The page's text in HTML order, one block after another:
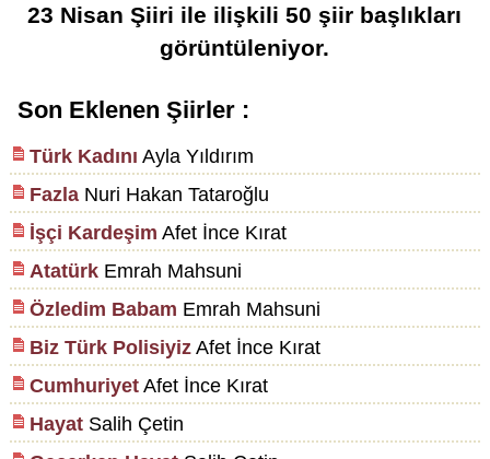
23 Nisan Şiiri ile ilişkili50 şiir başlıkları
görüntüleniyor.
Son Eklenen Şiirler :
Türk Kadını Ayla Yıldırım
FazlaNuri Hakan Tataroğlu
İşçi Kardeşim Afet İnce Kırat
AtatürkEmrah Mahsuni
Özledim Babam Emrah Mahsuni
Biz Türk PolisiyizAfet İnce Kırat
CumhuriyetAfet İnce Kırat
HayatSalih Çetin